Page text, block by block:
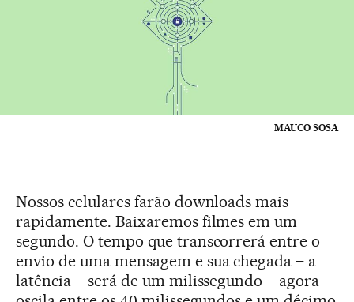
MAUCO SOSA
Nossos celulares farão downloads mais
rapidamente. Baixaremos filmes em um
segundo. O tempo que transcorrerá entre o
envio de uma mensagem e sua chegada – a
latência – será de um milissegundo – agora